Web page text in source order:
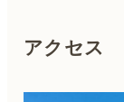
アクセス